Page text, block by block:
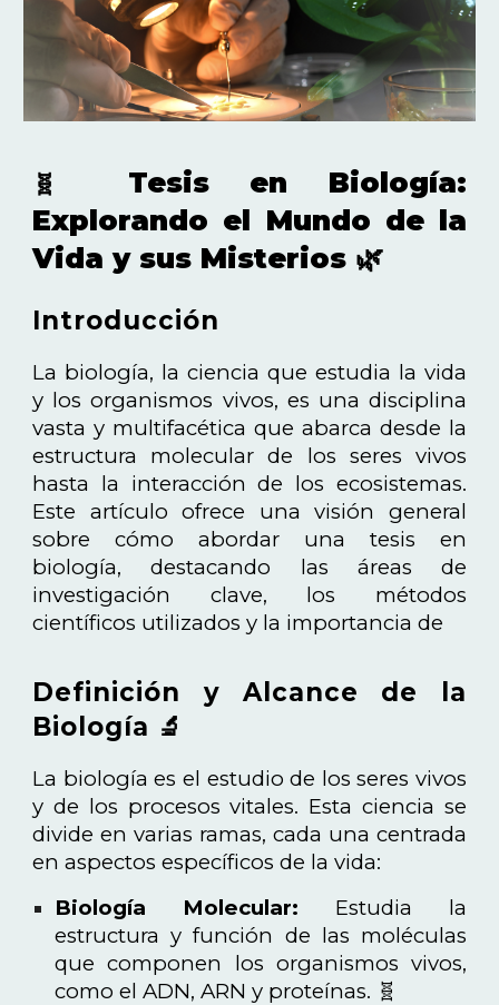
🧬
Tesis en Biología:
Explorando el Mundo de la
Vida y sus Misterios 🌿
Introducción
La biología, la ciencia que estudia la vida
y los organismos vivos, es una disciplina
vasta y multifacética que abarca desde la
estructura molecular de los seres vivos
hasta la interacción de los ecosistemas.
Este artículo ofrece una visión general
sobre cómo abordar una tesis en
biología, destacando las áreas de
investigación clave, los métodos
científicos utilizados y la importancia de
Definición y Alcance de la
Biología 🔬
La biología es el estudio de los seres vivos
y de los procesos vitales. Esta ciencia se
divide en varias ramas, cada una centrada
en aspectos específicos de la vida:
Biología Molecular: Estudia la
estructura y función de las moléculas
que componen los organismos vivos,
como el ADN, ARN y proteínas. 🧬